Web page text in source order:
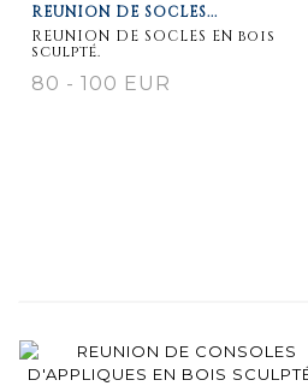
REUNION DE SOCLES...
REUNION DE SOCLES EN bois
sculpté.
80 - 100 EUR